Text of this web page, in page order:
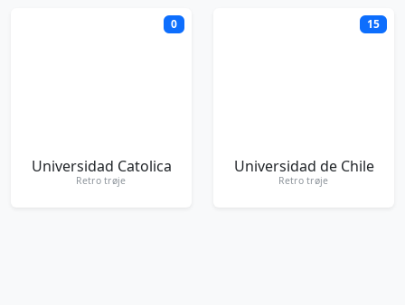
0
Universidad Catolica
Retro trøje
15
Universidad de Chile
Retro trøje